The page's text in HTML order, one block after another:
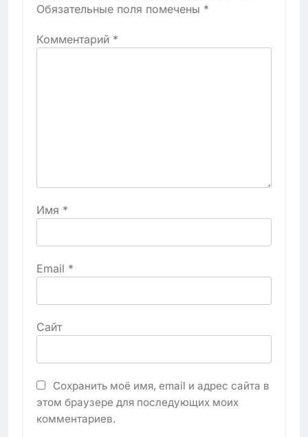
Обязательные поля помечены *
Комментарий *
Имя *
Email *
Сайт
Сохранить моё имя, email и адрес сайта в
этом браузере для последующих моих
комментариев.